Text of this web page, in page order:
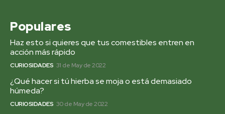
Populares
Haz esto si quieres que tus comestibles entren en
acción más rápido
CURIOSIDADES 31 de May de 2022
¿Qué hacer si tú hierba se moja o está demasiado
húmeda?
CURIOSIDADES 30 de May de 2022